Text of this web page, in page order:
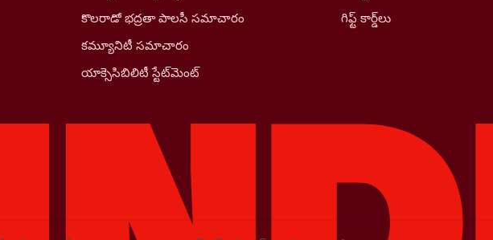
కొలరాడో భద్రతా పాలసీ సమాచారం
కమ్యూనిటీ సమాచారం
యాక్సెసిబిలిటీ స్టేట్‌మెంట్
గిఫ్ట్ కార్డ్‌లు